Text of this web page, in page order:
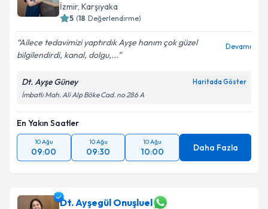
İzmir, Karşıyaka
5 (18 Değerlendirme)
Ailece tedavimizi yaptırdık Ayşe hanım çok güzel
bilgilendirdi, kanal, dolgu,...
Devamı
Dt. Ayşe Güney Haritada Göster
İmbatlı Mah. Ali Alp Böke Cad. no 286 A
En Yakın Saatler
10 Ağu
09:00
10 Ağu
09:30
10 Ağu
10:00 Daha Fazla
Dt. Ayşegül Onuşluel